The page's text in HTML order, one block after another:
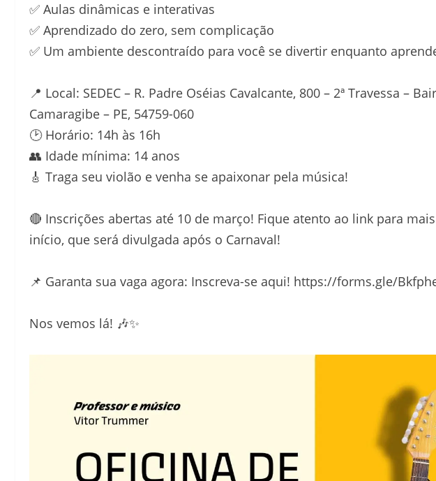
✅ Aulas dinâmicas e interativas
✅ Aprendizado do zero, sem complicação
✅ Um ambiente descontraído para você se divertir enquanto
📍 Local: SEDEC – R. Padre Oséias Cavalcante, 800 – 2ª Travessa –
Camaragibe – PE, 54759-060
🕑 Horário: 14h às 16h
👥 Idade mínima: 14 anos
🎸 Traga seu violão e venha se apaixonar pela música!
🔴 Inscrições abertas até 10 de março! Fique atento ao link para
início, que será divulgada após o Carnaval!
📌 Garanta sua vaga agora: Inscreva-se aqui! https://forms.gle/
Nos vemos lá! 🎶✨